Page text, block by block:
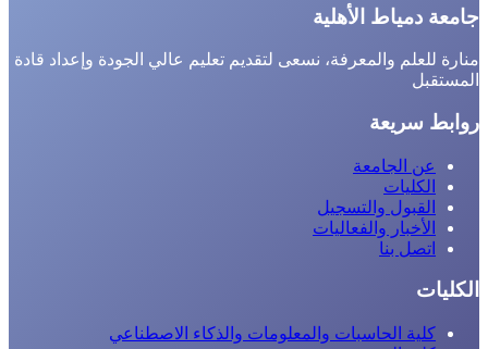
جامعة دمياط الأهلية
منارة للعلم والمعرفة، نسعى لتقديم تعليم عالي الجودة وإعداد قادة
المستقبل
روابط سريعة
عن الجامعة
الكليات
القبول والتسجيل
الأخبار والفعاليات
اتصل بنا
الكليات
كلية الحاسبات والمعلومات والذكاء الاصطناعي